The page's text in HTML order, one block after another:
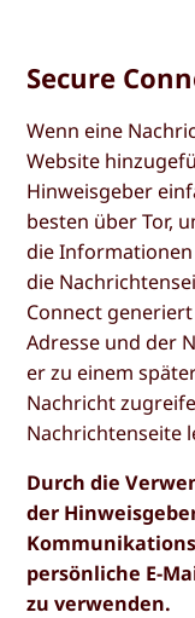
Secure
Wenn eine
Website
Hinweisgeber
besten über Tor,
die Informationen
die
Connect
Adresse und der
er zu einem
Nachricht
Nachrichtenseite
Durch die
der
persönliche E-
zu verwenden.